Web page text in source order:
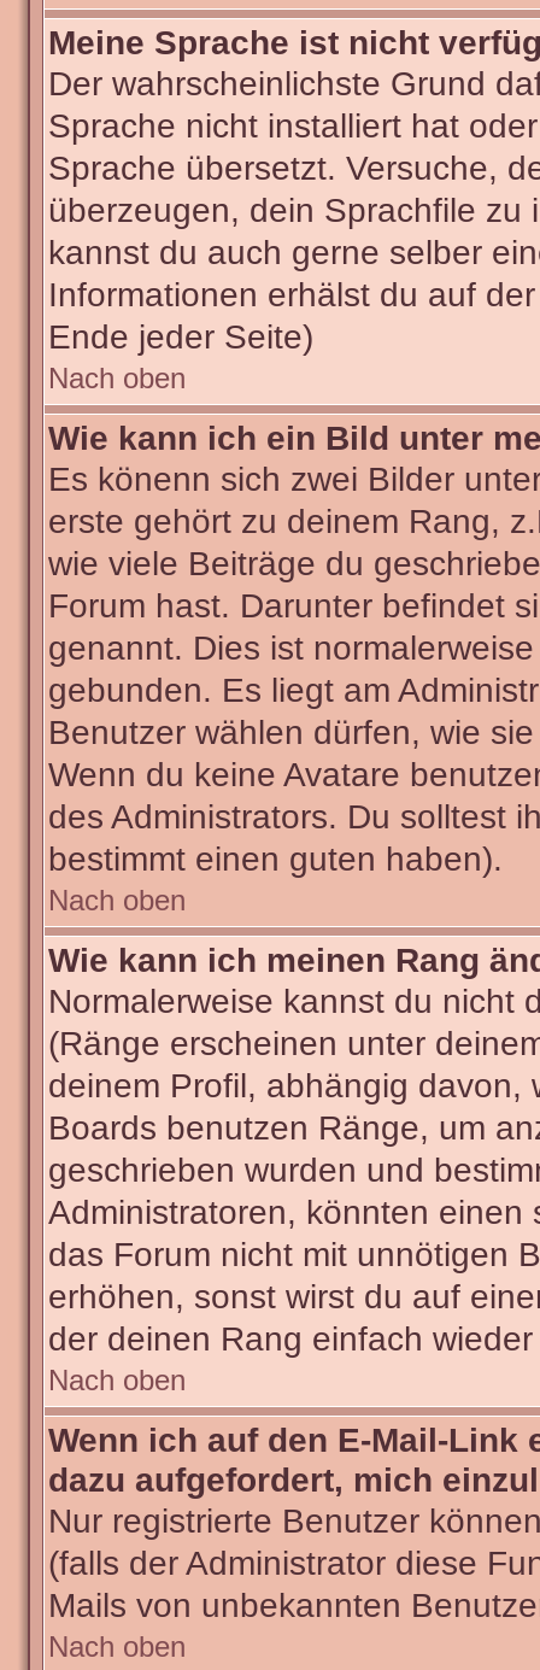
Meine Sprache ist nicht
Der wahrscheinlichste Grund
Sprache nicht installiert hat
Sprache übersetzt. Versuche,
überzeugen, dein Sprachfile zu
kannst du auch gerne selber
Informationen erhälst du auf
Ende jeder Seite)
Nach oben
Wie kann ich ein Bild unter
Es könenn sich zwei Bilder
erste gehört zu deinem Rang,
wie viele Beiträge du
Forum hast. Darunter befindet
genannt. Dies ist
gebunden. Es liegt am
Benutzer wählen dürfen, wie
Wenn du keine Avatare
des Administrators. Du solltest
bestimmt einen guten haben).
Nach oben
Wie kann ich meinen Rang
Normalerweise kannst du nicht
(Ränge erscheinen unter
deinem Profil, abhängig
Boards benutzen Ränge, um
geschrieben wurden und
Administratoren, könnten
das Forum nicht mit unnötigen
erhöhen, sonst wirst du auf
der deinen Rang einfach
Nach oben
Wenn ich auf den E-Mail-
dazu aufgefordert, mich
Nur registrierte Benutzer
(falls der Administrator diese
Mails von unbekannten
Nach oben